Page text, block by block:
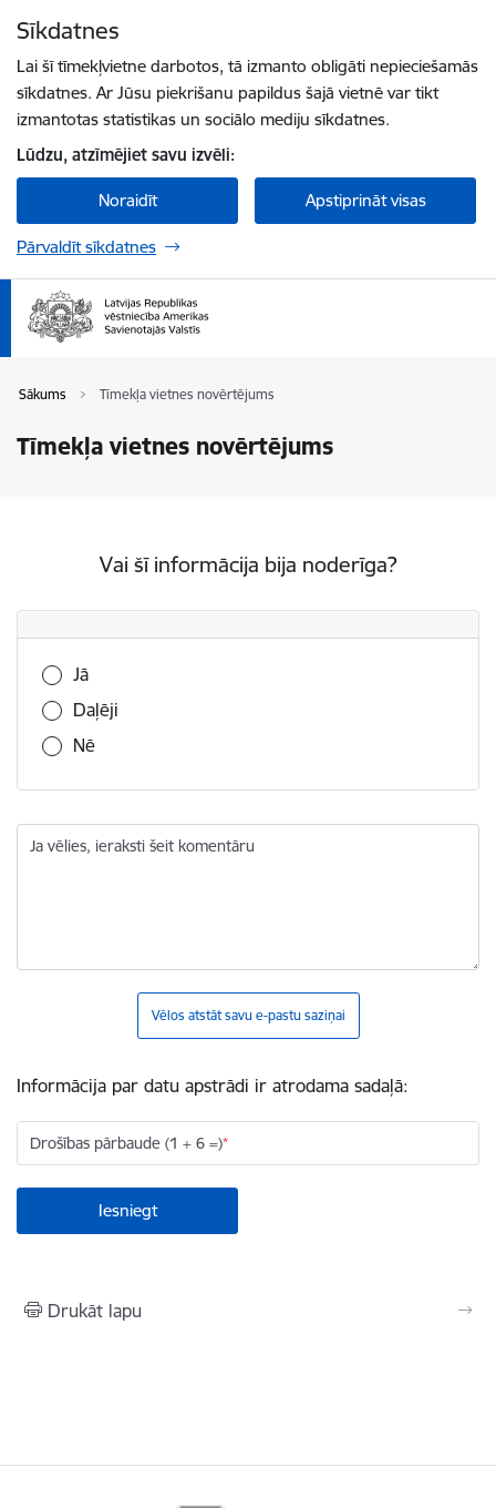
Sīkdatnes
Lai šī tīmekļvietne darbotos, tā izmanto obligāti nepieciešamās
sīkdatnes. Ar Jūsu piekrišanu papildus šajā vietnē var tikt
izmantotas statistikas un sociālo mediju sīkdatnes.
Lūdzu, atzīmējiet savu izvēli:
Noraidīt Apstiprināt visas
Pārvaldīt sīkdatnes
Sākums Tīmekļa vietnes novērtējums
Tīmekļa vietnes novērtējums
Vai šī informācija bija noderīga?
Vai šī informācija bija noderīga?
Jā
Daļēji
Nē
Ja vēlies, ieraksti šeit komentāru
Vēlos atstāt savu e-pastu saziņai
Informācija par datu apstrādi ir atrodama sadaļā:
Drošības pārbaude (1 + 6 =)
Drukāt lapu